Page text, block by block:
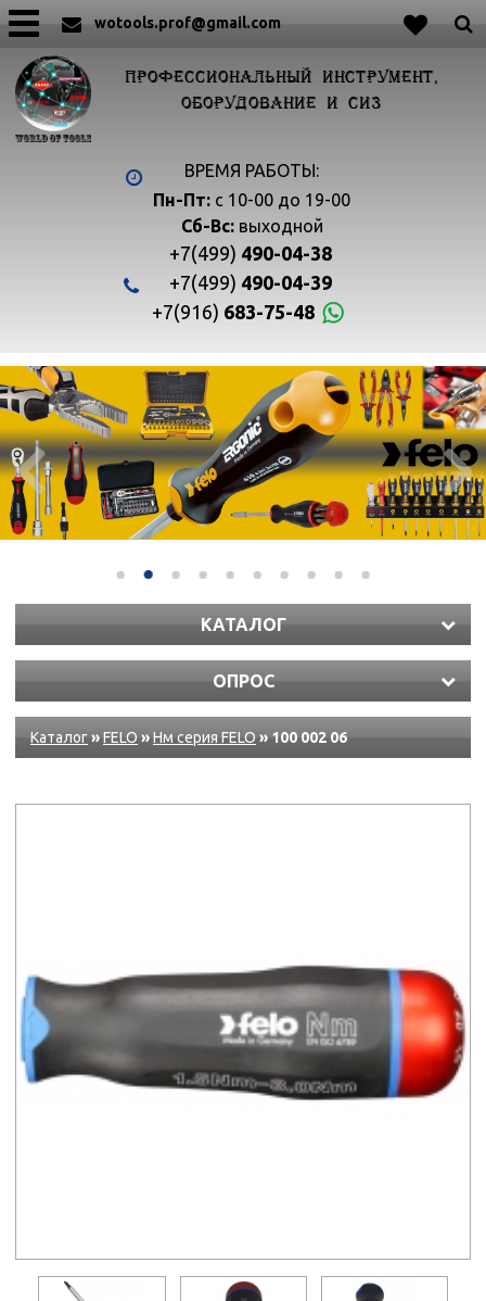
wotools.prof@gmail.com
ПРОФЕССИОНАЛЬНЫЙ ИНСТРУМЕНТ,
ОБОРУДОВАНИЕ И СИЗ
ВРЕМЯ РАБОТЫ:
Пн-Пт: с 10-00 до 19-00
Сб-Вс:выходной
+7(499) 490-04-38
+7(499) 490-04-39
+7(916) 683-75-48
 
КАТАЛОГ
ОПРОС
Каталог»FELO »Нм серия FELO » 100 002 06